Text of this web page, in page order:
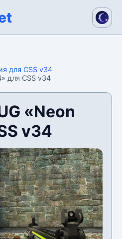
для CSS v34
для CSS v34
«Neon
v34